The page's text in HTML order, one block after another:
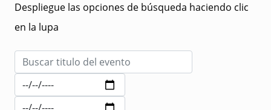
Despliegue las opciones de búsqueda haciendo clic
en la lupa